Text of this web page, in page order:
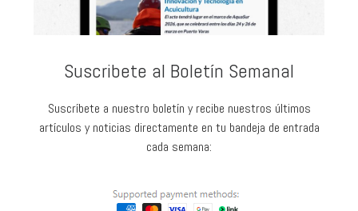
Suscribete al Boletín Semanal
Suscríbete a nuestro boletín y recibe nuestros últimos
artículos y noticias directamente en tu bandeja de entrada
cada semana: